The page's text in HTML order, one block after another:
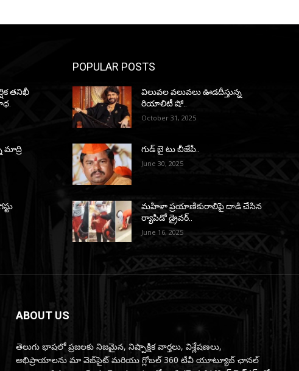
తనిఖీ
మాద్రి
POPULAR POSTS
విలువల వలువలు ఊడదీస్తున్న
రియాలిటీ షో..
October 31, 2025
గుడ్ బై టు బీజేపీ..
June 30, 2025
మహిళా ప్రయాణికురాలిపై దాడి చేసిన
ర్యాపిడో డ్రైవర్‌..
June 16, 2025
ABOUT US
తెలుగు భాషలో ప్రజలకు నిజమైన, నిష్పాక్షిక వార్తలు, విశ్లేషణలు,
అభిప్రాయాలను మా వెబ్‌సైట్ మరియు గ్లోబల్ 360 టీవీ యూట్యూబ్ ఛానల్